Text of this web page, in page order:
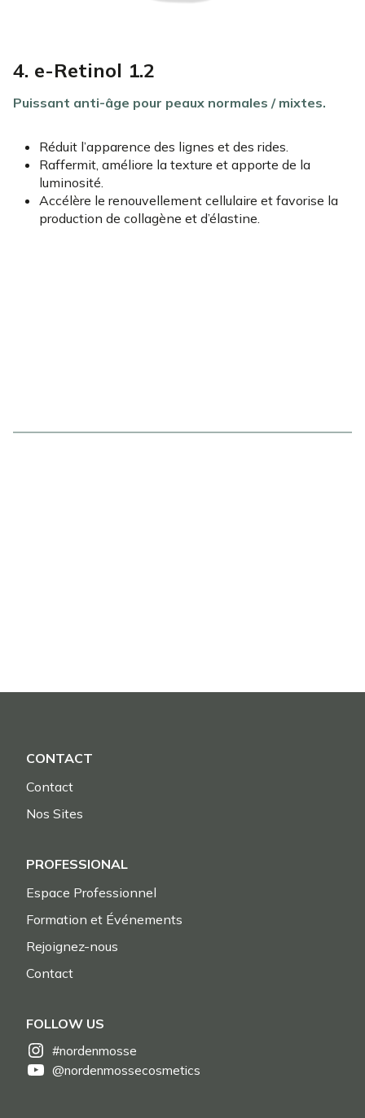
4. e-Retinol 1.2
Puissant anti-âge pour peaux normales / mixtes.
Réduit l’apparence des lignes et des rides.
Raffermit, améliore la texture et apporte de la
luminosité.
Accélère le renouvellement cellulaire et favorise la
production de collagène et d’élastine.
CONTACT
Contact
Nos Sites
PROFESSIONAL
Espace Professionnel
Formation et Événements
Rejoignez-nous
Contact
FOLLOW US
#nordenmosse
@nordenmossecosmetics